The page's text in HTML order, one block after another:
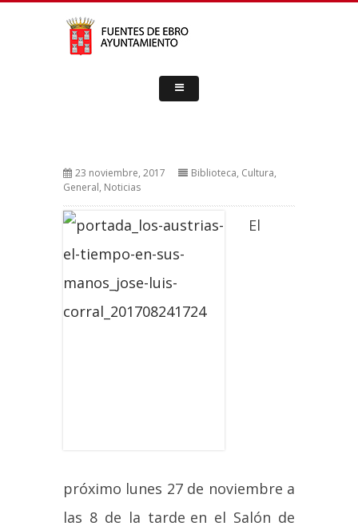
23 noviembre, 2017 Biblioteca, Cultura,
General, Noticias
El
próximo lunes 27 de noviembre a
las 8 de la tarde en el Salón de